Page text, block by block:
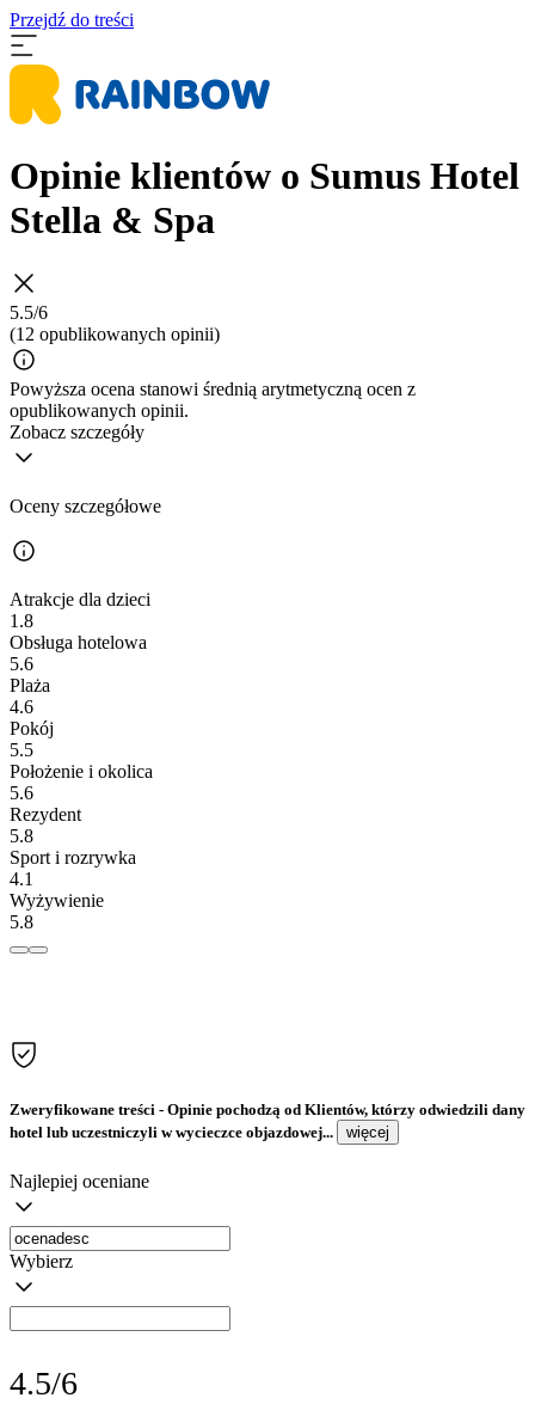
Przejdź do treści
Opinie klientów o Sumus Hotel
Stella & Spa
5.5/6
(12 opublikowanych opinii)
Powyższa ocena stanowi średnią arytmetyczną ocen z
opublikowanych opinii.
Zobacz szczegóły
Oceny szczegółowe
Atrakcje dla dzieci
1.8
Obsługa hotelowa
5.6
Plaża
4.6
Pokój
5.5
Położenie i okolica
5.6
Rezydent
5.8
Sport i rozrywka
4.1
Wyżywienie
5.8
Zweryfikowane treści - Opinie pochodzą od Klientów, którzy odwiedzili dany
hotel lub uczestniczyli w wycieczce objazdowej...
więcej
Najlepiej oceniane
Wybierz
4.5/6